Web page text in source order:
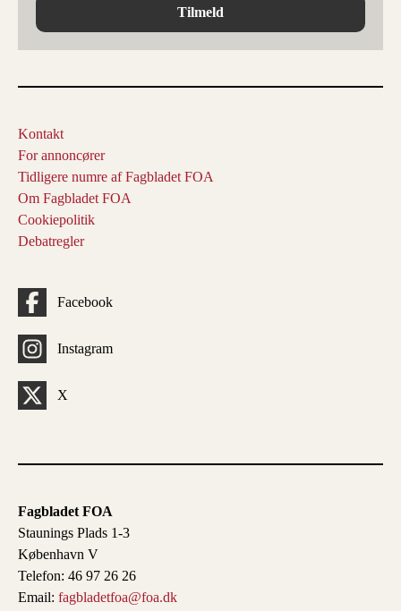
Tilmeld
Fagbladet FOA
Staunings Plads 1-3
København V
Telefon: 46 97 26 26
Email: fagbladetfoa@foa.dk
Kontakt
For annoncører
Tidligere numre af Fagbladet FOA
Om Fagbladet FOA
Cookiepolitik
Debatregler
Facebook
Instagram
X